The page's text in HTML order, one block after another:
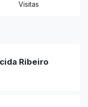
Visitas
Ribeiro